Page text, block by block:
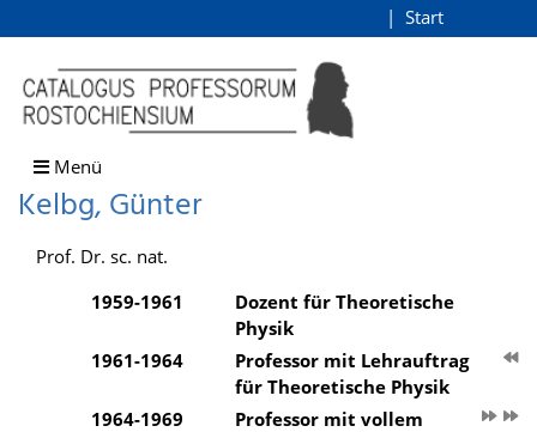
Kelbg, Günter
direkt zum Inhalt
Start
Menü
Kelbg, Günter
Prof. Dr. sc. nat.
1959-1961
Dozent für Theoretische
Physik
1961-1964
Professor mit Lehrauftrag
für Theoretische Physik
1964-1969
Professor mit vollem